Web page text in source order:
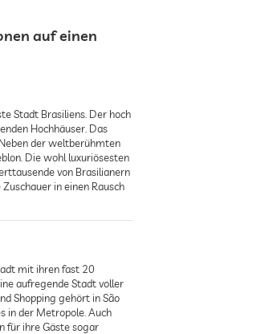
auf einen
Stadt Brasiliens. Der hoch
Hochhäuser. Das
der weltberühmten
Die wohl luxuriösesten
von Brasilianern
in einen Rausch
mit ihren fast 20
aufregende Stadt voller
Shopping gehört in São
in der Metropole. Auch
für ihre Gäste sogar